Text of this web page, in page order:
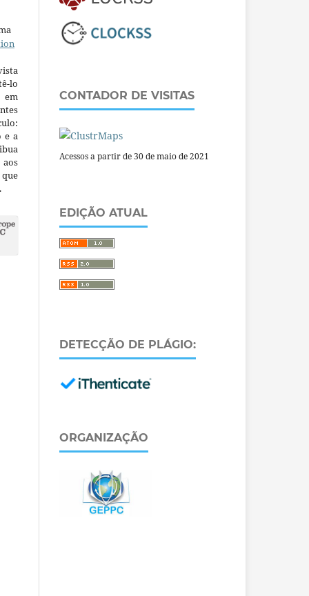
lo
em
e a
CONTADOR DE VISITAS
Acessos a partir de 30 de maio de 2021
EDIÇÃO ATUAL
DETECÇÃO DE PLÁGIO:
ORGANIZAÇÃO